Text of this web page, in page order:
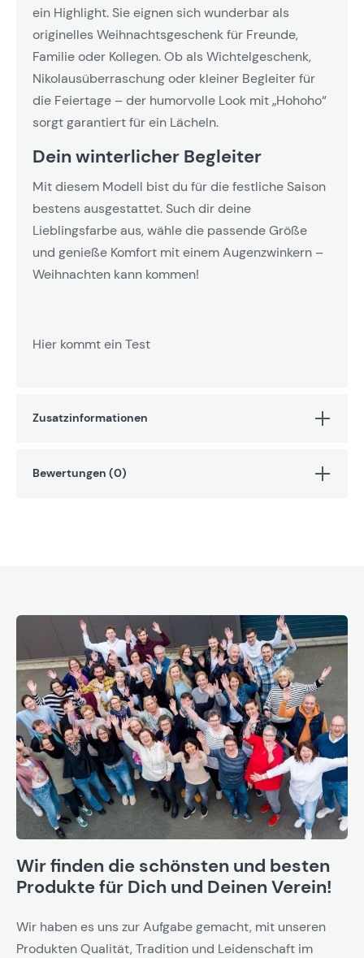
ein Highlight. Sie eignen sich wunderbar als
originelles Weihnachtsgeschenk für Freunde,
Familie oder Kollegen. Ob als Wichtelgeschenk,
Nikolausüberraschung oder kleiner Begleiter für
die Feiertage – der humorvolle Look mit „Hohoho“
sorgt garantiert für ein Lächeln.
Dein winterlicher Begleiter
Mit diesem Modell bist du für die festliche Saison
bestens ausgestattet. Such dir deine
Lieblingsfarbe aus, wähle die passende Größe
und genieße Komfort mit einem Augenzwinkern –
Weihnachten kann kommen!
Hier kommt ein Test
Zusatzinformationen
Bewertungen (0)
Wir finden die schönsten und besten
Produkte für Dich und Deinen Verein!
Wir haben es uns zur Aufgabe gemacht, mit unseren
Produkten Qualität, Tradition und Leidenschaft im